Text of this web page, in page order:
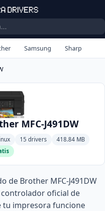
Samsung Sharp
MFC-J491DW
15 drivers
418.84 MB
de Brother MFC-J491DW
oficial de
tu impresora funcione